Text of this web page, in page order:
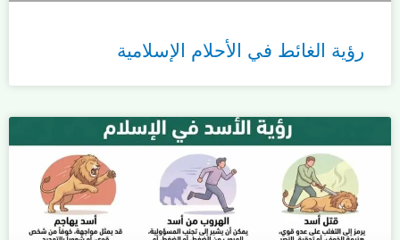
رؤية الغائط في الأحلام الإسلامية